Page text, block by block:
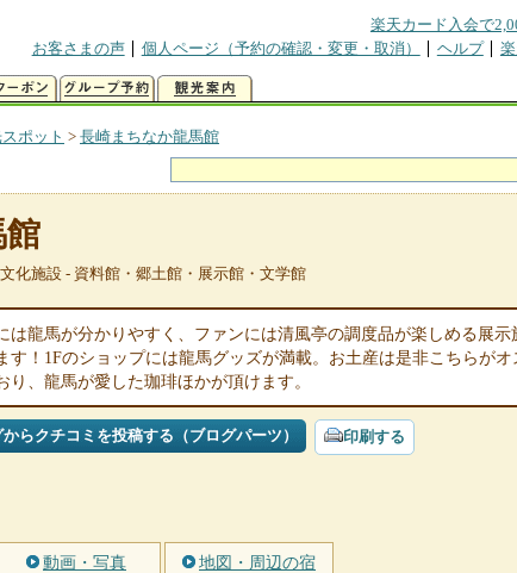
楽天カード入会で
お客さまの声
個人ページ（予約の確認・変更・取消） ヘルプ
ポット > 長崎まちなか龍馬館
化施設 - 資料館・郷土館・展示館・文学館
は龍馬が分かりやすく、ファンには清風亭の調度品が楽しめる展示
す！1Fのショップには龍馬グッズが満載。お土産は是非こちらが
り、龍馬が愛した珈琲ほかが頂けます。
らクチコミを投稿する（ブログパーツ） 印刷する
動画・写真 地図・周辺の宿